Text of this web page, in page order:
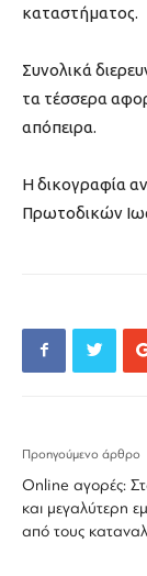
καταστήματος.
Συνολικά
τα τέσσερα
απόπειρα.
Η δικογραφία
Πρωτοδικών
Προηγούμενο άρθρο
Online αγορές:
και μεγαλύτερη
από τους